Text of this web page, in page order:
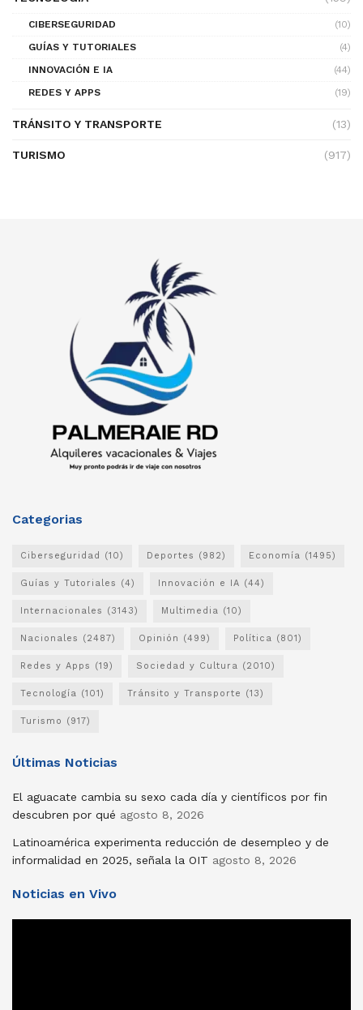
CIBERSEGURIDAD
(10)
GUÍAS Y TUTORIALES
(4)
INNOVACIÓN E IA
(44)
REDES Y APPS
(19)
TRÁNSITO Y TRANSPORTE (13)
TURISMO (917)
Categorias
Ciberseguridad (10) Deportes (982) Economía (1495)
Guías y Tutoriales (4) Innovación e IA (44)
Internacionales (3143) Multimedia (10)
Nacionales (2487) Opinión (499) Política (801)
Redes y Apps (19) Sociedad y Cultura (2010)
Tecnología (101) Tránsito y Transporte (13)
Turismo (917)
Últimas Noticias
El aguacate cambia su sexo cada día y científicos por fin
descubren por qué agosto 8, 2026
Latinoamérica experimenta reducción de desempleo y de
informalidad en 2025, señala la OIT agosto 8, 2026
Noticias en Vivo